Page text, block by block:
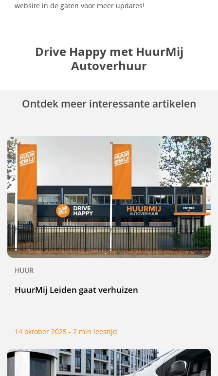
website in de gaten voor meer updates!
Drive Happy met HuurMij
Autoverhuur
Ontdek meer interessante artikelen
HUUR
HuurMij Leiden gaat verhuizen
14 oktober 2025 - 2 min leestijd